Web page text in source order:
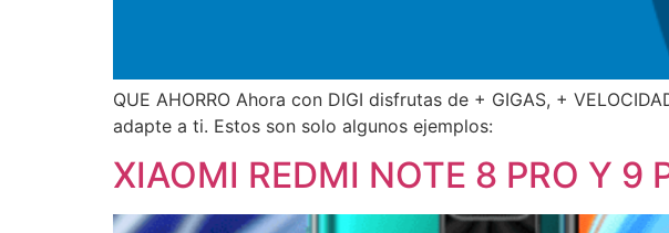
QUE AHORRO Ahora con DIGI disfrutas de + GIGAS, +
adapte a ti. Estos son solo algunos
XIAOMI REDMI NOTE 8 PRO Y 9